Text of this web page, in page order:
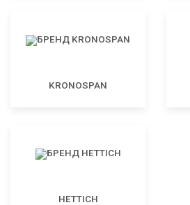
KRONOSPAN
HETTICH